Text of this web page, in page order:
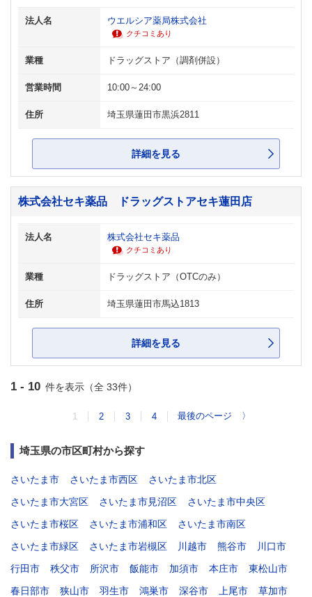
法人名 ウエルシア薬局株式会社
クチコミあり
業種 ドラッグストア（調剤併設）
営業時間 10:00～24:00
住所 埼玉県蓮田市黒浜2811
詳細を見る
株式会社セキ薬品 ドラッグストアセキ蓮田店
法人名 株式会社セキ薬品
クチコミあり
業種 ドラッグストア（OTCのみ）
住所 埼玉県蓮田市馬込1813
詳細を見る
1 - 10 件を表示（全 33件）
1 2 3 4 最後のページ 〉
埼玉県の市区町村から探す
さいたま市 さいたま市西区
さいたま市北区
さいたま市大宮区
さいたま市見沼区
さいたま市中央区
さいたま市桜区
さいたま市浦和区
さいたま市南区
さいたま市緑区
さいたま市岩槻区 川越市 熊谷市
川口市
行田市
秩父市 所沢市 飯能市 加須市 本庄市
東松山市
春日部市
狭山市 羽生市 鴻巣市 深谷市 上尾市
草加市